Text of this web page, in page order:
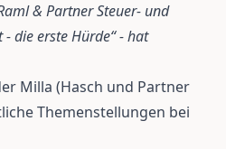
& Partner Steuer- und
die erste Hürde“ - hat
Milla (Hasch und Partner
Themenstellungen bei